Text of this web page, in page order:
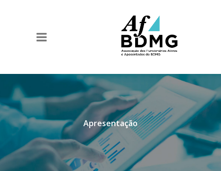
Apresentação